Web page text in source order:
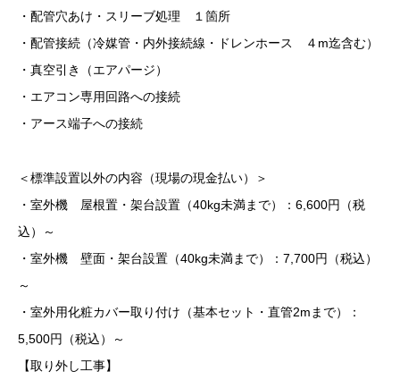
・配管穴あけ・スリーブ処理 １箇所
・配管接続（冷媒管・内外接続線・ドレンホース ４m迄含む）
・真空引き（エアパージ）
・エアコン専用回路への接続
・アース端子への接続
＜標準設置以外の内容（現場の現金払い）＞
・室外機 屋根置・架台設置（40kg未満まで）：6,600円（税
込）～
・室外機 壁面・架台設置（40kg未満まで）：7,700円（税込）
～
・室外用化粧カバー取り付け（基本セット・直管2mまで）：
5,500円（税込）～
【取り外し工事】